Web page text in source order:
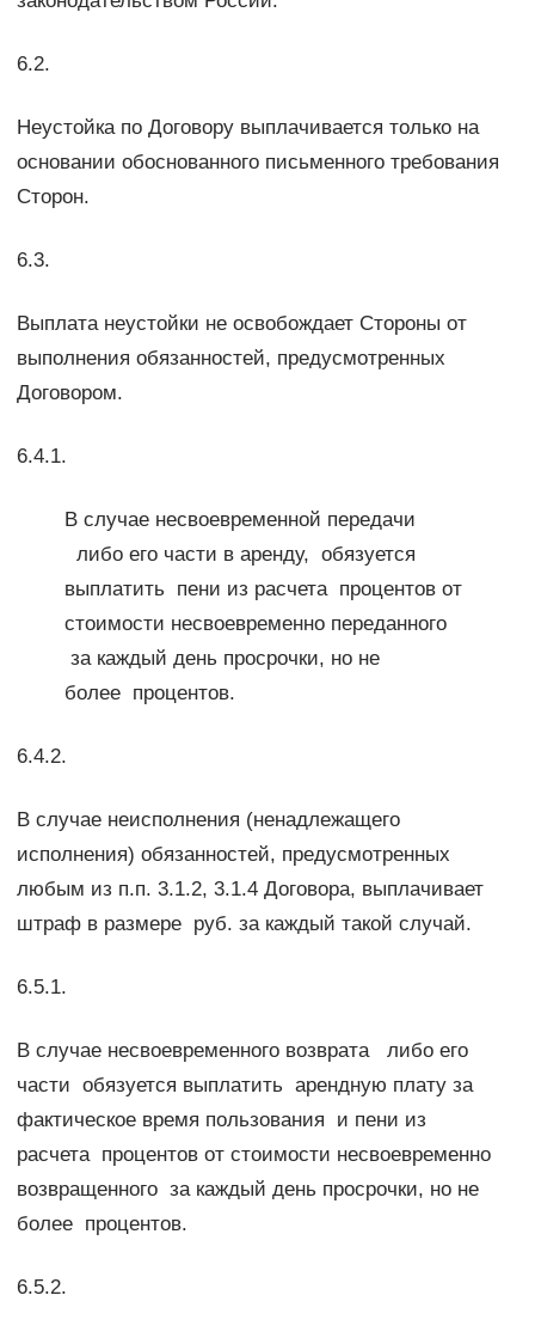
6.2.
Неустойка по Договору выплачивается только на
основании обоснованного письменного требования
Сторон.
6.3.
Выплата неустойки не освобождает Стороны от
выполнения обязанностей, предусмотренных
Договором.
6.4.1.
В случае несвоевременной передачи
либо его части в аренду, обязуется
выплатить пени из расчета процентов от
стоимости несвоевременно переданного
за каждый день просрочки, но не
более процентов.
6.4.2.
В случае неисполнения (ненадлежащего
исполнения) обязанностей, предусмотренных
любым из п.п. 3.1.2, 3.1.4 Договора, выплачивает
штраф в размере руб. за каждый такой случай.
6.5.1.
В случае несвоевременного возврата либо его
части обязуется выплатить арендную плату за
фактическое время пользования и пени из
расчета процентов от стоимости несвоевременно
возвращенного за каждый день просрочки, но не
более процентов.
6.5.2.